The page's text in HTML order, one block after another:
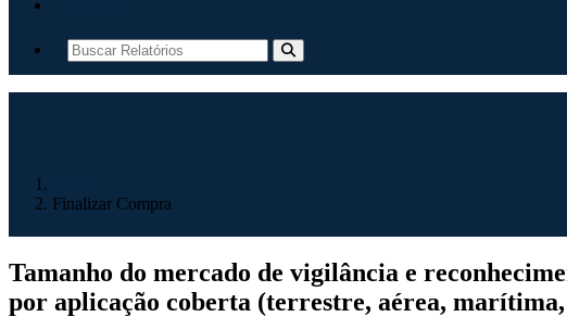
Finalizar Compra
Tamanho do mercado de vigilância e
por aplicação coberta (terrestre, aérea,